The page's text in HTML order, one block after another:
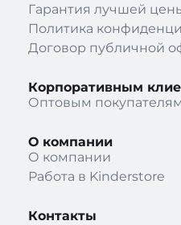
Гарантия лучшей
Политика
Договор публичной
Корпоративным
Оптовым
О компании
О компании
Работа в Kinderstore
Контакты